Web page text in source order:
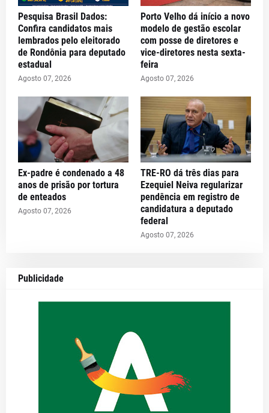
Pesquisa Brasil Dados:
Confira candidatos mais
lembrados pelo eleitorado
de Rondônia para deputado
estadual
Agosto 07, 2026
Porto Velho dá início a novo
modelo de gestão escolar
com posse de diretores e
vice-diretores nesta sexta-
feira
Agosto 07, 2026
Ex-padre é condenado a 48
anos de prisão por tortura
de enteados
Agosto 07, 2026
TRE-RO dá três dias para
Ezequiel Neiva regularizar
pendência em registro de
candidatura a deputado
federal
Agosto 07, 2026
Publicidade